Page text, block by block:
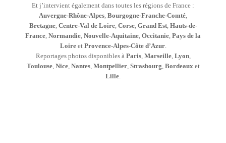
Et j’intervient également dans toutes les régions de France :
Auvergne-Rhône-Alpes, Bourgogne-Franche-Comté,
Bretagne, Centre-Val de Loire, Corse, Grand Est, Hauts-de-
France, Normandie, Nouvelle-Aquitaine, Occitanie, Pays de la
Loireet Provence-Alpes-Côte d’Azur.
Reportages photos disponibles à Paris, Marseille, Lyon,
Toulouse, Nice, Nantes, Montpellier, Strasbourg, Bordeauxet
Lille.